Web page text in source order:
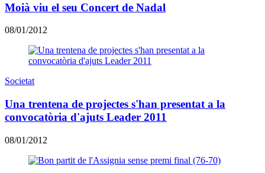
Moià viu el seu Concert de Nadal
08/01/2012
Societat
Una trentena de projectes s'han presentat a la
convocatòria d'ajuts Leader 2011
08/01/2012